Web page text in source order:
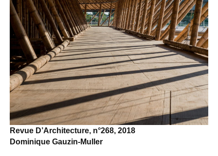
Revue D’Architecture, n°268, 2018
Dominique Gauzin-Muller